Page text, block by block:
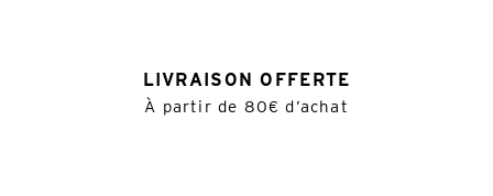
LIVRAISON OFFERTE
À partir de 80€ d’achat